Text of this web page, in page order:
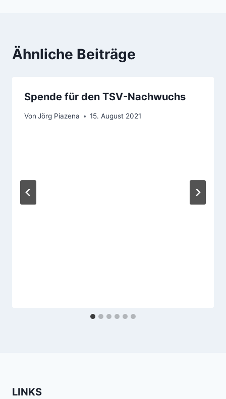
Ähnliche Beiträge
Spende für den TSV-Nachwuchs
Von Jörg Piazena 15. August 2021
LINKS